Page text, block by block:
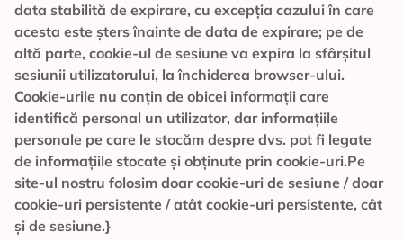
data stabilită de expirare, cu excepția cazului în care
acesta este șters înainte de data de expirare; pe de
altă parte, cookie-ul de sesiune va expira la sfârșitul
sesiunii utilizatorului, la închiderea browser-ului.
Cookie-urile nu conțin de obicei informații care
identifică personal un utilizator, dar informațiile
personale pe care le stocăm despre dvs. pot fi legate
de informațiile stocate și obținute prin cookie-uri.Pe
site-ul nostru folosim doar cookie-uri de sesiune / doar
cookie-uri persistente / atât cookie-uri persistente, cât
și de sesiune.}